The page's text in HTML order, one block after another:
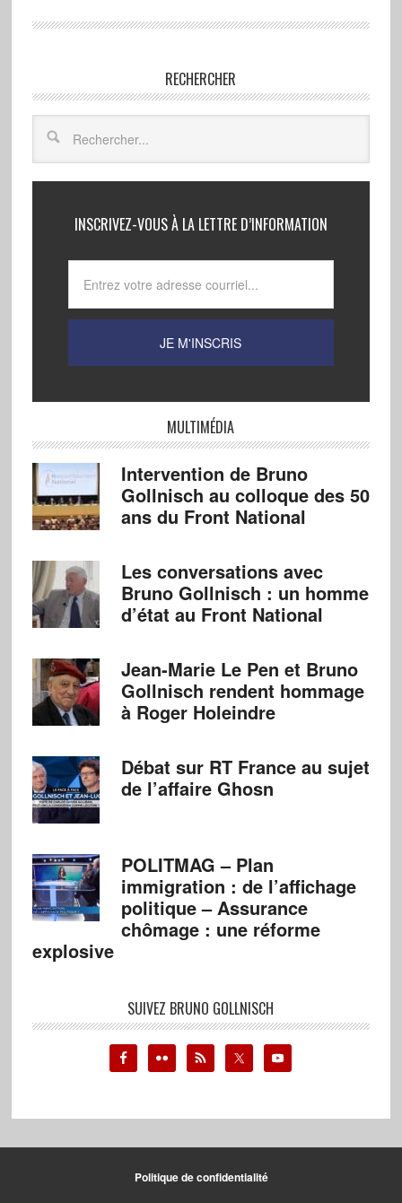
RECHERCHER
INSCRIVEZ-VOUS À LA LETTRE D’INFORMATION
MULTIMÉDIA
Intervention de Bruno
Gollnisch au colloque des 50
ans du Front National
Les conversations avec
Bruno Gollnisch : un homme
d’état au Front National
Jean-Marie Le Pen et Bruno
Gollnisch rendent hommage
à Roger Holeindre
Débat sur RT France au sujet
de l’affaire Ghosn
POLITMAG – Plan
immigration : de l’affichage
politique – Assurance
chômage : une réforme
explosive
SUIVEZ BRUNO GOLLNISCH
Politique de confidentialité